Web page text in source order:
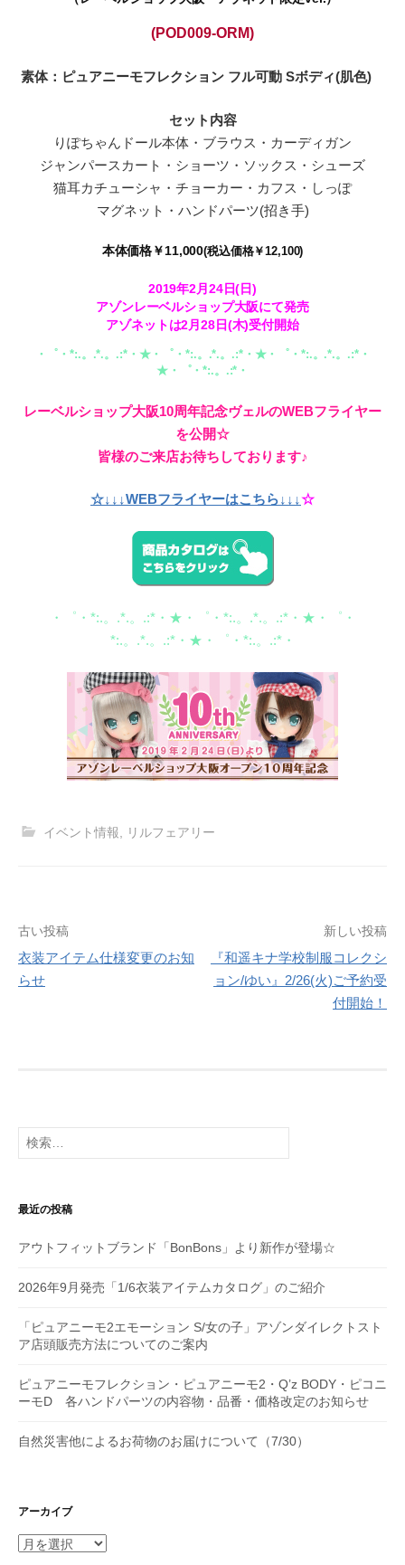
(POD009-ORM)
素体：ピュアニーモフレクション フル可動 Sボディ(肌色)
セット内容
りぽちゃんドール本体・ブラウス・カーディガン
ジャンパースカート・ショーツ・ソックス・シューズ
猫耳カチューシャ・チョーカー・カフス・しっぽ
マグネット・ハンドパーツ(招き手)
本体価格￥11,000(税込価格￥12,100)
2019年2月24日(日)
アゾンレーベルショップ大阪にて発売
アゾネットは2月28日(木)受付開始
・゜・*:.。.*.。.:*・★・゜・*:.。.*.。.:*・★・゜・*:.。.*.。.:*・
★・゜・*:.。.:*・
レーベルショップ大阪10周年記念ヴェルのWEBフライヤー
を公開☆
皆様のご来店お待ちしております♪
☆↓↓↓WEBフライヤーはこちら↓↓↓☆
・゜・*:.。.*.。.:*・★・゜・*:.。.*.。.:*・★・゜・
*:.。.*.。.:*・★・゜・*:.。.:*・
イベント情報 リルフェアリー
投
稿
シ
ョ
ン
古い投稿
衣装アイテム仕様変更のお知
らせ
新しい投稿
『和遥キナ学校制服コレクシ
ョン/ゆい』2/26(火)ご予約受
付開始！
検
索:
最近の投稿
アウトフィットブランド「BonBons」より新作が登場☆
2026年9月発売「1/6衣装アイテムカタログ」のご紹介
「ピュアニーモ2エモーション S/女の子」アゾンダイレクトスト
ア店頭販売方法についてのご案内
ピュアニーモフレクション・ピュアニーモ2・Q’z BODY・ピコニ
ーモD 各ハンドパーツの内容物・品番・価格改定のお知らせ
自然災害他によるお荷物のお届けについて（7/30）
アーカイブ
ア